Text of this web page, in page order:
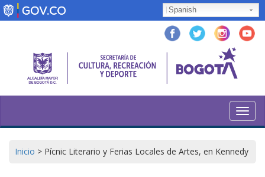
Pasar
al
Spanish
Inicio > Pícnic Literario y Ferias Locales de Artes, en Kennedy